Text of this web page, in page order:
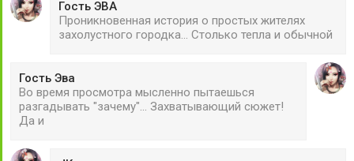
Гость ЭВА
Проникновенная история о простых жителях
захолустного городка... Столько тепла и обычной
Гость Эва
Во время просмотра мысленно пытаешься
разгадывать "зачему"... Захватывающий сюжет!
Да и